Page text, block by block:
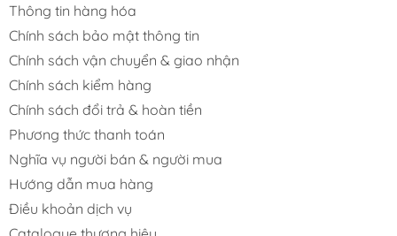
Thông tin hàng hóa
Chính sách bảo mật thông tin
Chính sách vận chuyển & giao nhận
Chính sách kiểm hàng
Chính sách đổi trả & hoàn tiền
Phương thức thanh toán
Nghĩa vụ người bán & người mua
Hướng dẫn mua hàng
Điều khoản dịch vụ